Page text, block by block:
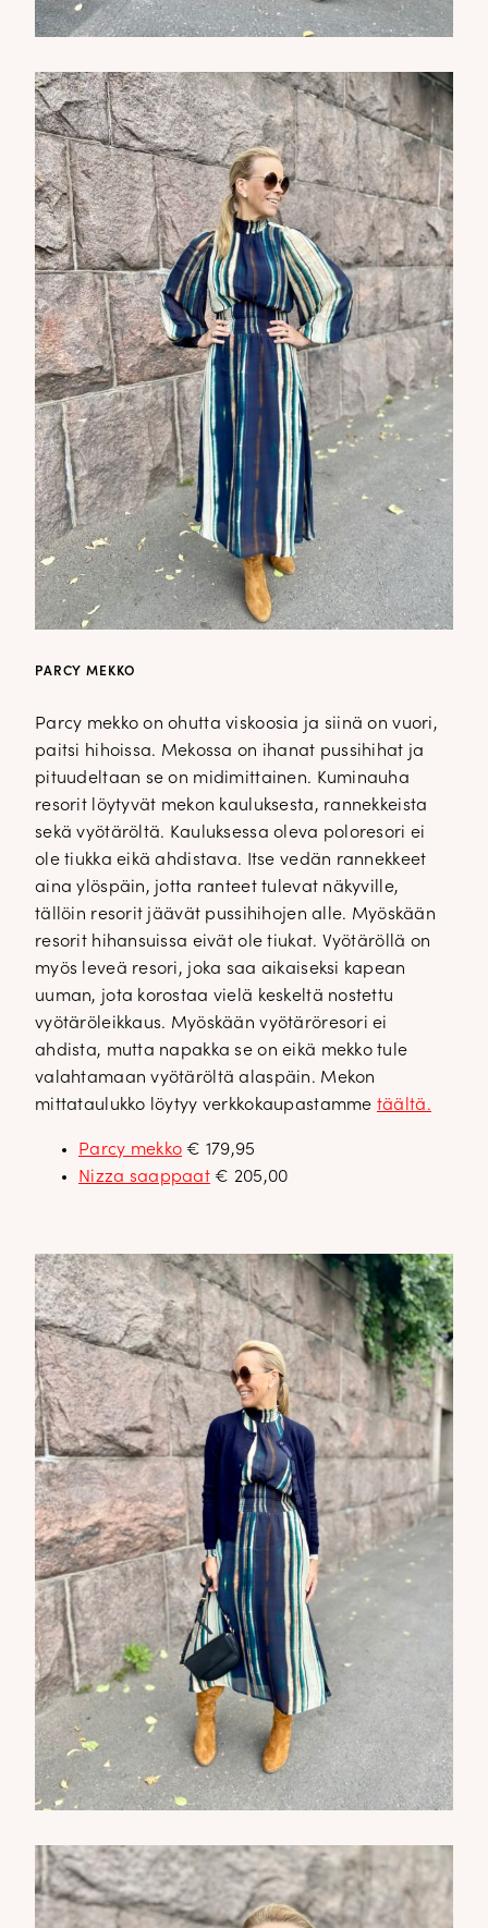
PARCY MEKKO
Parcy mekko on ohutta viskoosia ja siinä on vuori,
paitsi hihoissa. Mekossa on ihanat pussihihat ja
pituudeltaan se on midimittainen. Kuminauha
resorit löytyvät mekon kauluksesta, rannekkeista
sekä vyötäröltä. Kauluksessa oleva poloresori ei
ole tiukka eikä ahdistava. Itse vedän rannekkeet
aina ylöspäin, jotta ranteet tulevat näkyville,
tällöin resorit jäävät pussihihojen alle. Myöskään
resorit hihansuissa eivät ole tiukat. Vyötäröllä on
myös leveä resori, joka saa aikaiseksi kapean
uuman, jota korostaa vielä keskeltä nostettu
vyötäröleikkaus. Myöskään vyötäröresori ei
ahdista, mutta napakka se on eikä mekko tule
valahtamaan vyötäröltä alaspäin. Mekon
mittataulukko löytyy verkkokaupastamme täältä.
Parcy mekko € 179,95
Nizza saappaat€ 205,00